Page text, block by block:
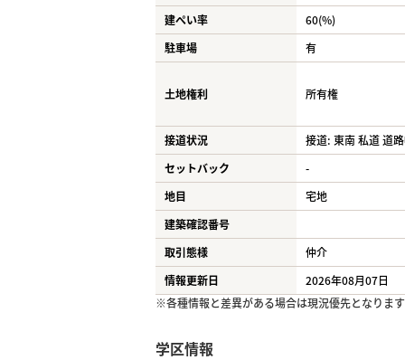
建ぺい率
60(%)
駐車場
有
土地権利 所有権
接道状況
接道: 東南 私道 道
セットバック
-
地目
宅地
建築確認番号
取引態様
仲介
情報更新日
2026年08月07日
※各種情報と差異がある場合は現況優先となります
学区情報